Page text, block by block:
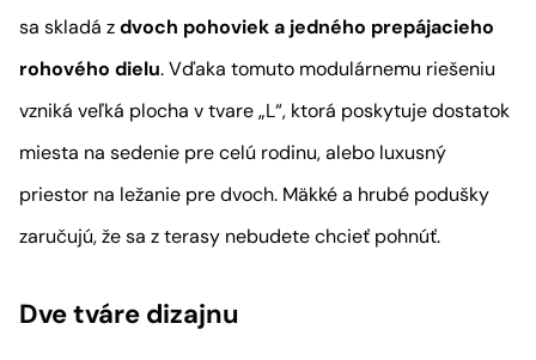
sa skladá zdvoch pohoviek a jedného prepájacieho
rohového dielu. Vďaka tomuto modulárnemu riešeniu
vzniká veľká plocha v tvare „L“, ktorá poskytuje dostatok
miesta na sedenie pre celú rodinu, alebo luxusný
priestor na ležanie pre dvoch. Mäkké a hrubé podušky
zaručujú, že sa z terasy nebudete chcieť pohnúť.
Dve tváre dizajnu